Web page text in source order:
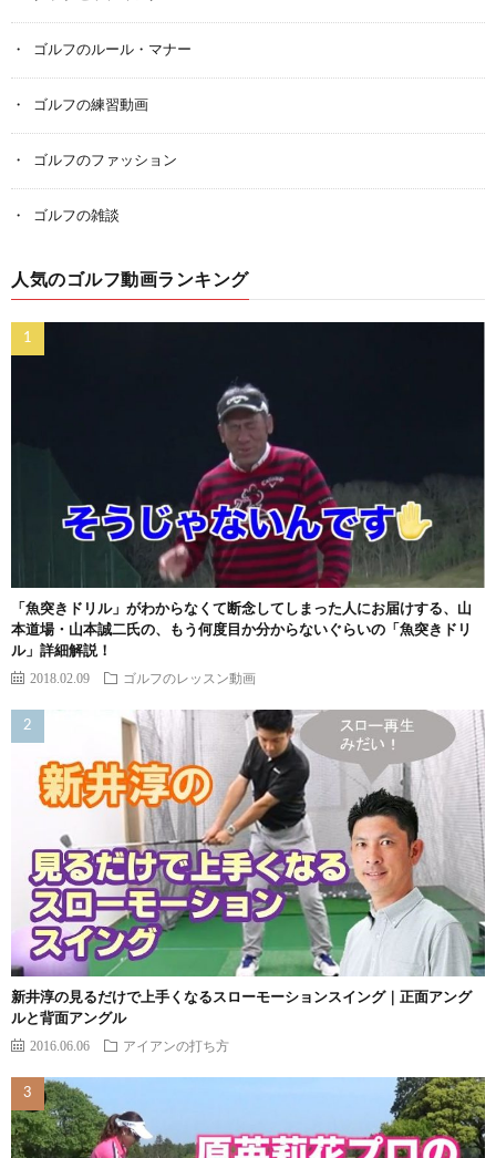
ゴルフのルール・マナー
ゴルフの練習動画
ゴルフのファッション
ゴルフの雑談
人気のゴルフ動画ランキング
「魚突きドリル」がわからなくて断念してしまった人にお届けする、山
本道場・山本誠二氏の、もう何度目か分からないぐらいの「魚突きドリ
ル」詳細解説！
2018.02.09 ゴルフのレッスン動画
新井淳の見るだけで上手くなるスローモーションスイング｜正面アング
ルと背面アングル
2016.06.06 アイアンの打ち方